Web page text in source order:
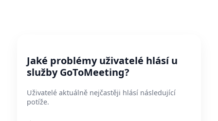
Jaké problémy uživatelé hlásí u
služby GoToMeeting?
Uživatelé aktuálně nejčastěji hlásí následující
potíže.